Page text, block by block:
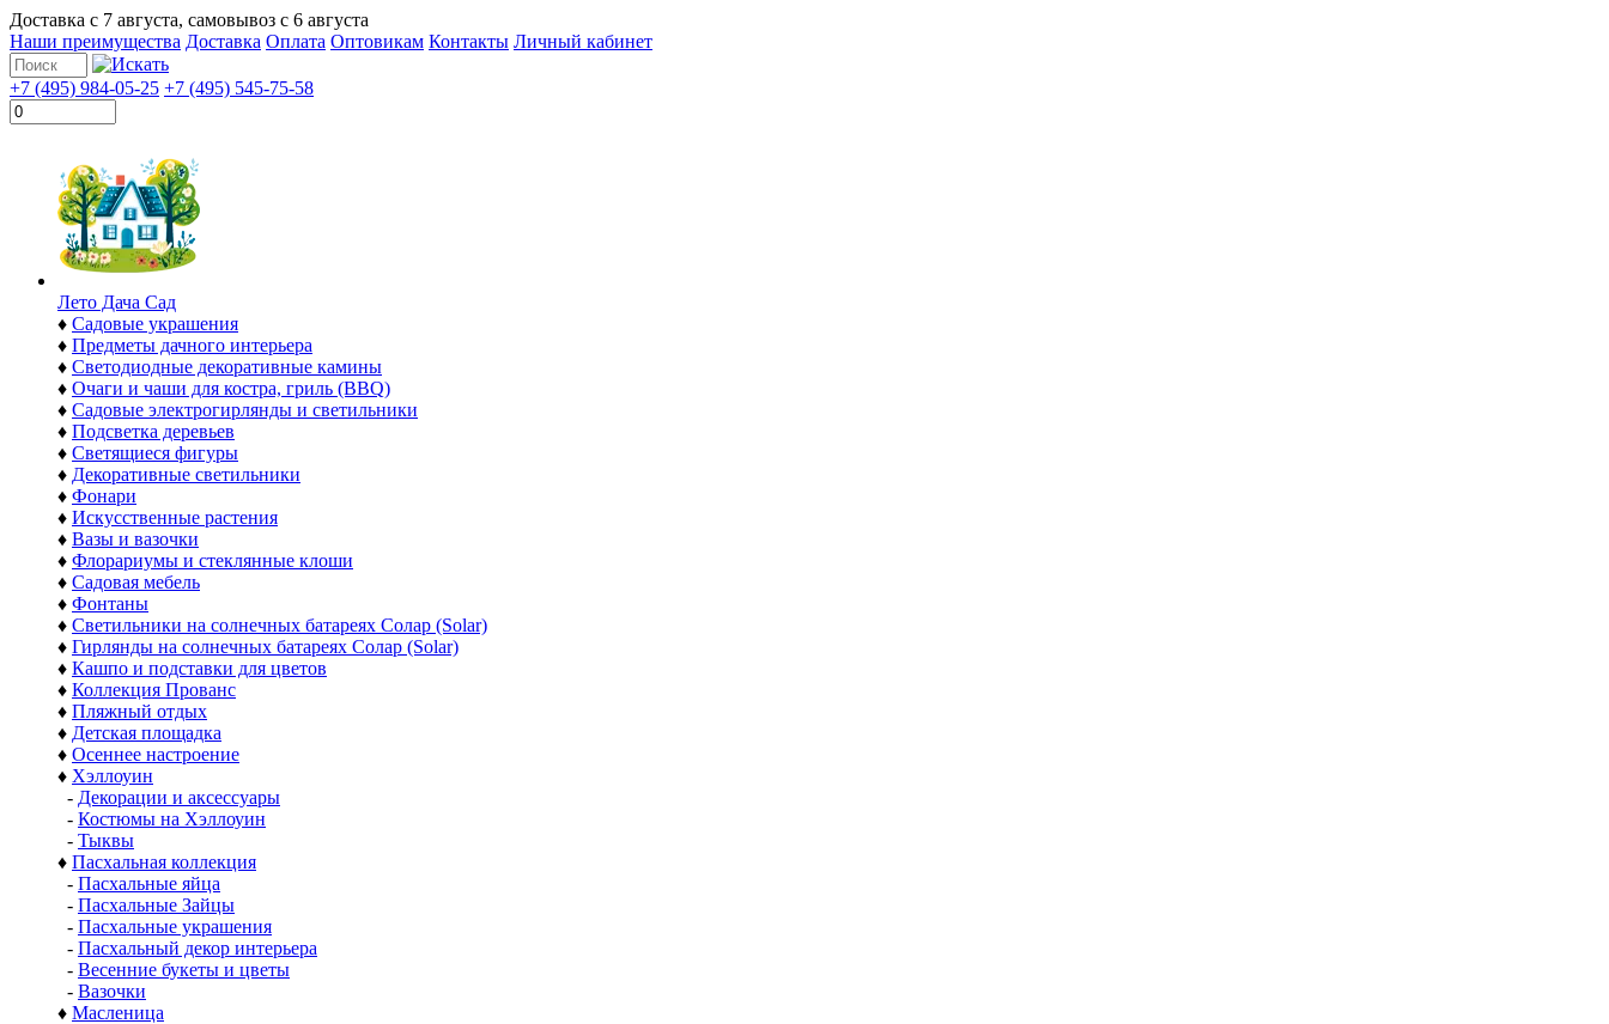
Доставка с 7 августа, самовывоз с 6 августа
Наши преимущества Доставка Оплата Оптовикам Контакты Личный кабинет
+7 (495) 984-05-25 +7 (495) 545-75-58
Лето Дача Сад
♦ Садовые украшения
♦ Предметы дачного интерьера
♦ Светодиодные декоративные камины
♦ Очаги и чаши для костра, гриль (BBQ)
♦ Садовые электрогирлянды и светильники
♦ Подсветка деревьев
♦ Светящиеся фигуры
♦ Декоративные светильники
♦ Фонари
♦ Искусственные растения
♦ Вазы и вазочки
♦ Флорариумы и стеклянные клоши
♦ Садовая мебель
♦ Фонтаны
♦ Светильники на солнечных батареях Солар (Solar)
♦ Гирлянды на солнечных батареях Солар (Solar)
♦ Кашпо и подставки для цветов
♦ Коллекция Прованс
♦ Пляжный отдых
♦ Детская площадка
♦ Осеннее настроение
♦ Хэллоуин
- Декорации и аксессуары
- Костюмы на Хэллоуин
- Тыквы
♦ Пасхальная коллекция
- Пасхальные яйца
- Пасхальные Зайцы
- Пасхальные украшения
- Пасхальный декор интерьера
- Весенние букеты и цветы
- Вазочки
♦ Масленица